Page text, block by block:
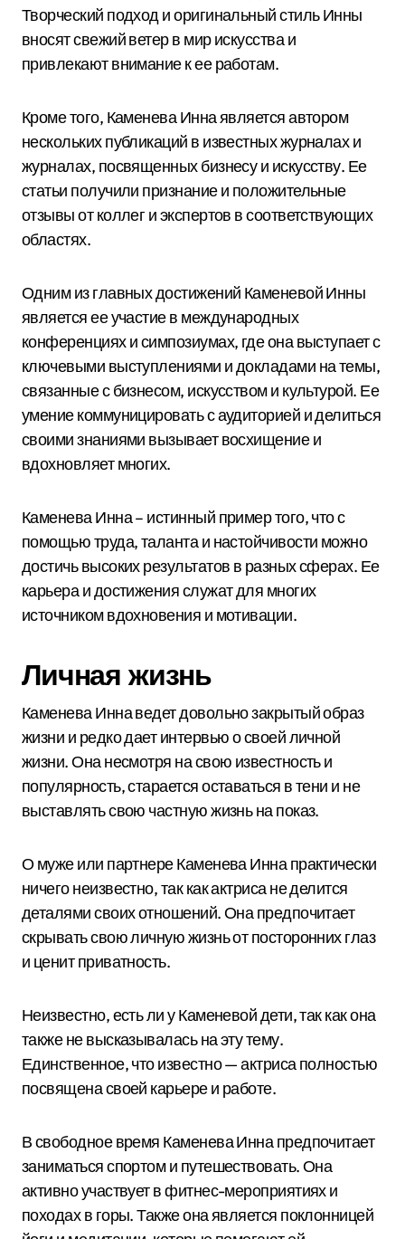
Творческий подход и оригинальный стиль Инны
вносят свежий ветер в мир искусства и
привлекают внимание к ее работам.
Кроме того, Каменева Инна является автором
нескольких публикаций в известных журналах и
журналах, посвященных бизнесу и искусству. Ее
статьи получили признание и положительные
отзывы от коллег и экспертов в соответствующих
областях.
Одним из главных достижений Каменевой Инны
является ее участие в международных
конференциях и симпозиумах, где она выступает с
ключевыми выступлениями и докладами на темы,
связанные с бизнесом, искусством и культурой. Ее
умение коммуницировать с аудиторией и делиться
своими знаниями вызывает восхищение и
вдохновляет многих.
Каменева Инна – истинный пример того, что с
помощью труда, таланта и настойчивости можно
достичь высоких результатов в разных сферах. Ее
карьера и достижения служат для многих
источником вдохновения и мотивации.
Личная жизнь
Каменева Инна ведет довольно закрытый образ
жизни и редко дает интервью о своей личной
жизни. Она несмотря на свою известность и
популярность, старается оставаться в тени и не
выставлять свою частную жизнь на показ.
О муже или партнере Каменева Инна практически
ничего неизвестно, так как актриса не делится
деталями своих отношений. Она предпочитает
скрывать свою личную жизнь от посторонних глаз
и ценит приватность.
Неизвестно, есть ли у Каменевой дети, так как она
также не высказывалась на эту тему.
Единственное, что известно — актриса полностью
посвящена своей карьере и работе.
В свободное время Каменева Инна предпочитает
заниматься спортом и путешествовать. Она
активно участвует в фитнес-мероприятиях и
походах в горы. Также она является поклонницей